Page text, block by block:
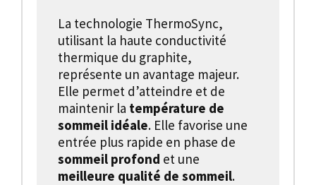
La technologie ThermoSync,
utilisant la haute conductivité
thermique du graphite,
représente un avantage majeur.
Elle permet d’atteindre et de
maintenir la température de
sommeil idéale. Elle favorise une
entrée plus rapide en phase de
sommeil profond et une
meilleure qualité de sommeil.